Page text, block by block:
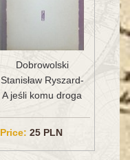
Dobrowolski
Stanisław Ryszard-
A jeśli komu droga
Price: 25 PLN